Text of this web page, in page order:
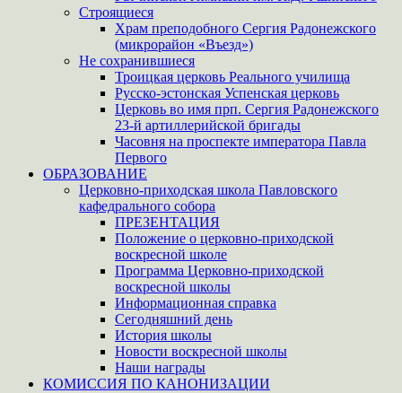
Строящиеся
Храм преподобного Сергия Радонежского
(микрорайон «Въезд»)
Не сохранившиеся
Троицкая церковь Реального училища
Русско-эстонская Успенская церковь
Церковь во имя прп. Сергия Радонежского
23-й артиллерийской бригады
Часовня на проспекте императора Павла
Первого
ОБРАЗОВАНИЕ
Церковно-приходская школа Павловского
кафедрального собора
ПРЕЗЕНТАЦИЯ
Положение о церковно-приходской
воскресной школе
Программа Церковно-приходской
воскресной школы
Информационная справка
Сегодняшний день
История школы
Новости воскресной школы
Наши награды
КОМИССИЯ ПО КАНОНИЗАЦИИ